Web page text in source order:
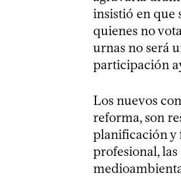
insistió en que
quienes no
urnas no será
participación
Los nuevos
reforma, son
planificación y
profesional, las